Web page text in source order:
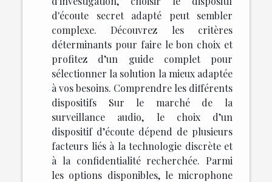
d'écoute secret adapté peut sembler
complexe. Découvrez les critères
déterminants pour faire le bon choix et
profitez d’un guide complet pour
sélectionner la solution la mieux adaptée
à vos besoins. Comprendre les différents
dispositifs Sur le marché de la
surveillance audio, le choix d’un
dispositif d’écoute dépend de plusieurs
facteurs liés à la technologie discrète et
à la confidentialité recherchée. Parmi
les options disponibles, le microphone